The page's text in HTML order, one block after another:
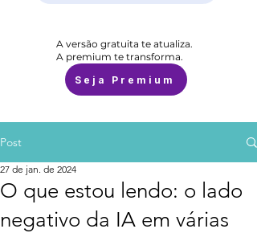
A versão gratuita te atualiza.
A premium te transforma.
Seja Premium
Post
O que estou lendo: o lado
negativo da IA em várias
27 de jan. de 2024